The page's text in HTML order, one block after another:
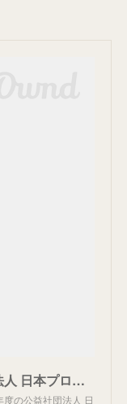
2024年度予算について | 公益社団法人 日本プロサッカーリーグ（Ｊリーグ）
の公益社団法人 日